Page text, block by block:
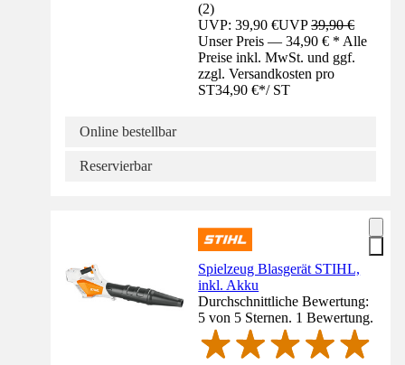
(2)
UVP: 39,90 €UVP39,90 €
Unser Preis — 34,90 € * Alle
Preise inkl. MwSt. und ggf.
zzgl. Versandkosten pro
ST34,90 €*/ ST
Online bestellbar
Reservierbar
Spielzeug Blasgerät STIHL,
inkl. Akku
Durchschnittliche Bewertung:
5 von 5 Sternen. 1 Bewertung.